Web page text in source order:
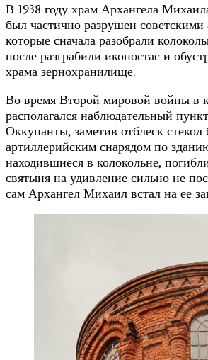
В 1938 году храм Архангела
был частично разрушен советскими
которые сначала разобрали
после разграбили иконостас и
храма зернохранилище.
Во время Второй мировой войны в
располагался наблюдательный
Оккупанты, заметив отблеск стекол
артиллерийским снарядом по
находившиеся в колокольне,
святыня на удивление сильно не
сам Архангел Михаил встал на ее